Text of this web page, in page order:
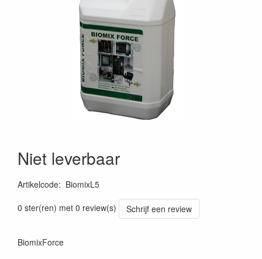
Niet leverbaar
Artikelcode: BiomixL5
0 ster(ren) met 0 review(s)
Schrijf een review
BiomixForce